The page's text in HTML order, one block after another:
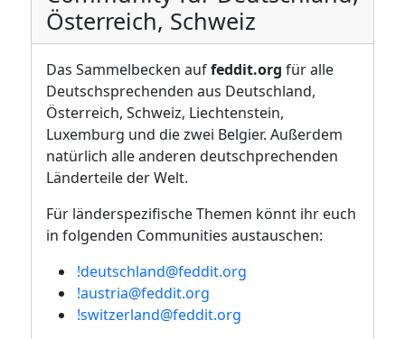
Österreich, Schweiz
Das Sammelbecken auffeddit.org für alle
Deutschsprechenden aus Deutschland,
Österreich, Schweiz, Liechtenstein,
Luxemburg und die zwei Belgier. Außerdem
natürlich alle anderen deutschprechenden
Länderteile der Welt.
Für länderspezifische Themen könnt ihr euch
in folgenden Communities austauschen:
!deutschland@feddit.org
!austria@feddit.org
!switzerland@feddit.org